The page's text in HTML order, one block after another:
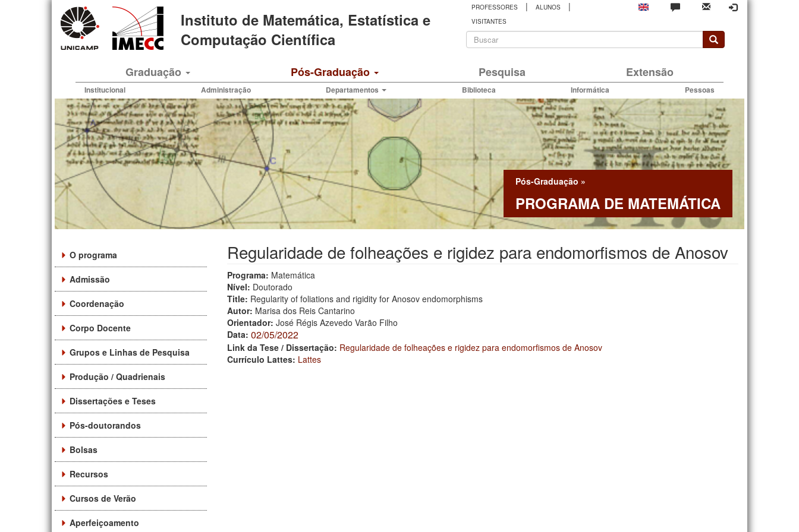
Instituto de Matemática, Estatística e
Computação Científica
PROFESSORES | ALUNOS |
VISITANTES
Formulário
busca
Graduação Pós-Graduação Pesquisa Extensão
Institucional Administração Departamentos Biblioteca Informática Pessoas
Pós-Graduação »
PROGRAMA DE MATEMÁTICA
O programa
Admissão
Coordenação
Corpo Docente
Grupos e Linhas de Pesquisa
Produção / Quadrienais
Dissertações e Teses
Pós-doutorandos
Bolsas
Recursos
Cursos de Verão
Aperfeiçoamento
Regularidade de folheações e rigidez para endomorfismos de Anosov
Programa: Matemática
Nível: Doutorado
Title: Regularity of foliations and rigidity for Anosov endomorphisms
Autor: Marisa dos Reis Cantarino
Orientador: José Régis Azevedo Varão Filho
Data: 02/05/2022
Link da Tese / Dissertação: Regularidade de folheações e rigidez para endomorfismos de Anosov
Currículo Lattes: Lattes